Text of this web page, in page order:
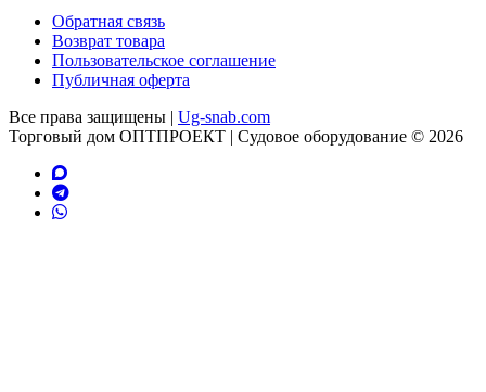
Обратная связь
Возврат товара
Пользовательское соглашение
Публичная оферта
Все права защищены | Ug-snab.com
Торговый дом ОПТПРОЕКТ | Судовое оборудование © 2026